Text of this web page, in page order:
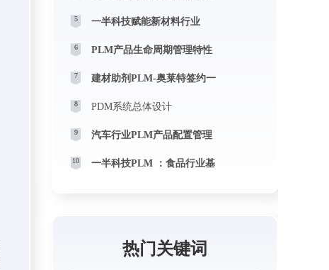
5 一半科技赋能新材料行业
6 PLM产品生命周期管理特性
7 建材助剂PLM-奥莱特签约一
8 PDM系统总体设计
9 汽车行业PLM产品配置管理
10 一半科技PLM ：食品行业基
热门关键词